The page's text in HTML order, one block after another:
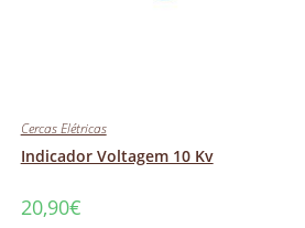
Cercas Elétricas
Indicador Voltagem 10 Kv
20,90€